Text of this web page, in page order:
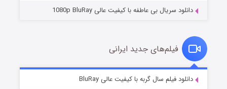
قسمت۷ (زیرنویس) منتشر شد
دانلود سریال بی عاطفه با کیفیت عالی 1080p BluRay
فیلم‌های جدید ایرانی
دانلود فیلم سال گربه با کیفیت عالی BluRay